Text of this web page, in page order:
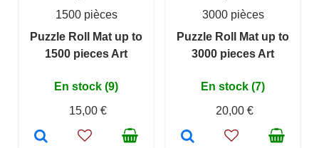
1500 pièces
Puzzle Roll Mat up to
1500 pieces Art
En stock (9)
15,00 €
3000 pièces
Puzzle Roll Mat up to
3000 pieces Art
En stock (7)
20,00 €